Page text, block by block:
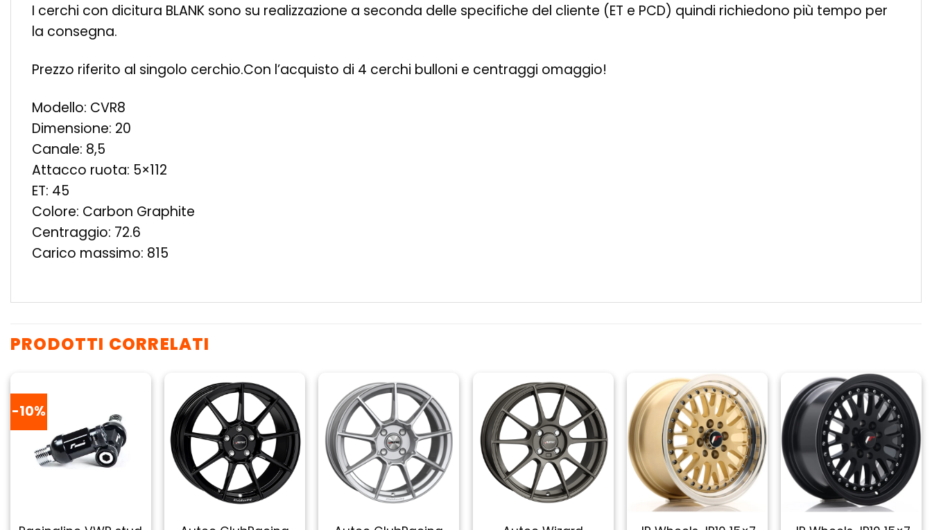
I cerchi con dicitura BLANK sono su realizzazione a seconda delle specifiche del cliente (ET e PCD) quindi richiedono più tempo per
la consegna.
Prezzo riferito al singolo cerchio.Con l’acquisto di 4 cerchi bulloni e centraggi omaggio!
Modello: CVR8
Dimensione: 20
Canale: 8,5
Attacco ruota: 5×112
ET: 45
Colore: Carbon Graphite
Centraggio: 72.6
Carico massimo: 815
PRODOTTI CORRELATI
-10%